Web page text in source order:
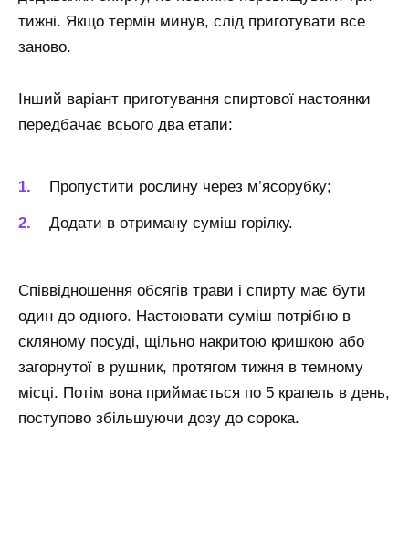
тижні. Якщо термін минув, слід приготувати все
заново.
Інший варіант приготування спиртової настоянки
передбачає всього два етапи:
Пропустити рослину через м’ясорубку;
Додати в отриману суміш горілку.
Співвідношення обсягів трави і спирту має бути
один до одного. Настоювати суміш потрібно в
скляному посуді, щільно накритою кришкою або
загорнутої в рушник, протягом тижня в темному
місці. Потім вона приймається по 5 крапель в день,
поступово збільшуючи дозу до сорока.